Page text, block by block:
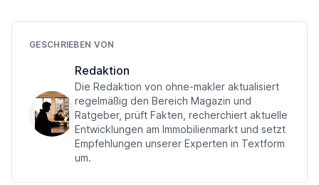
GESCHRIEBEN VON
Redaktion
Die Redaktion von ohne-makler aktualisiert
regelmäßig den Bereich Magazin und
Ratgeber, prüft Fakten, recherchiert aktuelle
Entwicklungen am Immobilienmarkt und setzt
Empfehlungen unserer Experten in Textform
um.